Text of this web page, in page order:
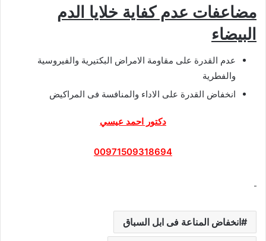
مضاعفات عدم كفاية خلايا الدم
البيضاء
عدم القدرة على مقاومة الامراض البكتيرية والفيروسية
والفطرية
انخفاض القدرة على الاداء والمنافسة فى المراكيض
دكتور احمد عيسي
00971509318694
انخفاض المناعة فى ابل السباق